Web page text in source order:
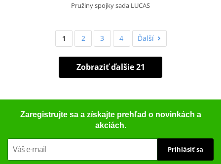
Pružiny spojky sada LUCAS
1 2 3 4 Ďalší
Zobraziť ďalšie 21
Zaregistrujte sa a získajte prehľad o novinkách a
akciách.
Prihlásiť sa